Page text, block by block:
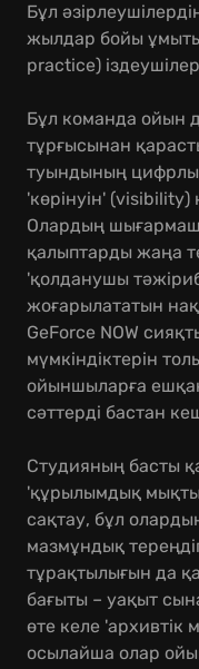
Бұл
жылдар бойы
practice)
Бұл команда ойын
тұрғысынан
туындының цифрлық
'көрінуін'
Олардың
қалыптарды жаңа
'қолданушы
жоғарылататын
GeForce NOW
мүмкіндіктерін
ойыншыларға
сәттерді бастан
Студияның басты
'құрылымдық
сақтау, бұл
мазмұндық
тұрақтылығын да
бағыты – уақыт
өте келе 'архивтік
осылайша олар